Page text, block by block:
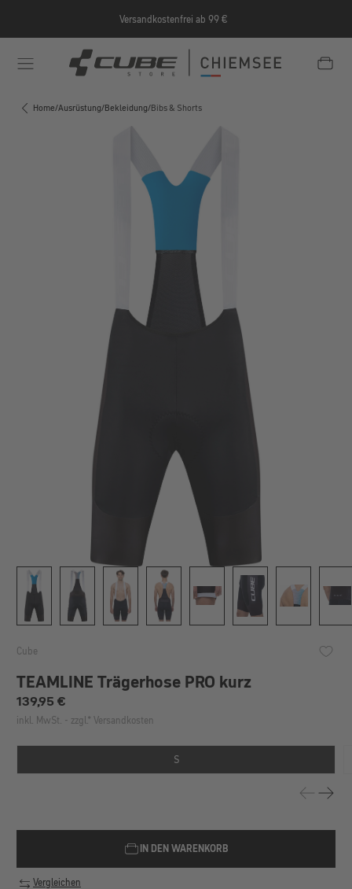
Versandkostenfrei ab 99 €
Home/Ausrüstung/Bekleidung/Bibs & Shorts
Cube
TEAMLINE Trägerhose PRO kurz
S
Regulärer Preis:
139,95 €
inkl. MwSt. - zzgl.* Versandkosten
IN DEN WARENKORB
Vergleichen